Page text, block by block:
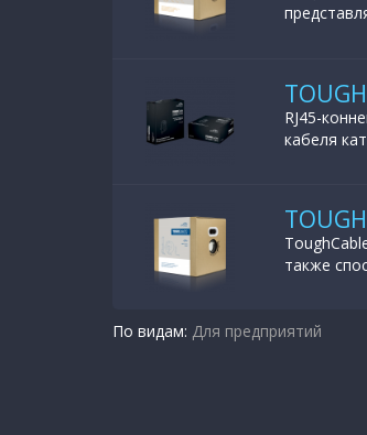
RJ45-
кабеля
также
По видам: Для предприятий